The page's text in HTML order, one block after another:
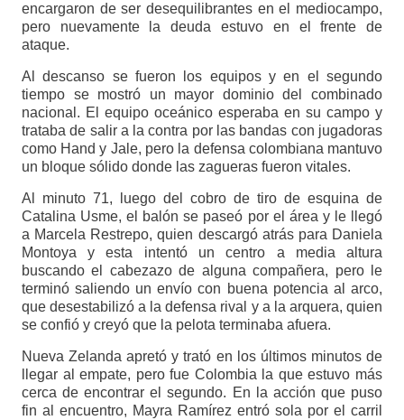
encargaron de ser desequilibrantes en el mediocampo,
pero nuevamente la deuda estuvo en el frente de
ataque.
Al descanso se fueron los equipos y en el segundo
tiempo se mostró un mayor dominio del combinado
nacional. El equipo oceánico esperaba en su campo y
trataba de salir a la contra por las bandas con jugadoras
como Hand y Jale, pero la defensa colombiana mantuvo
un bloque sólido donde las zagueras fueron vitales.
Al minuto 71, luego del cobro de tiro de esquina de
Catalina Usme, el balón se paseó por el área y le llegó
a Marcela Restrepo, quien descargó atrás para Daniela
Montoya y esta intentó un centro a media altura
buscando el cabezazo de alguna compañera, pero le
terminó saliendo un envío con buena potencia al arco,
que desestabilizó a la defensa rival y a la arquera, quien
se confió y creyó que la pelota terminaba afuera.
Nueva Zelanda apretó y trató en los últimos minutos de
llegar al empate, pero fue Colombia la que estuvo más
cerca de encontrar el segundo. En la acción que puso
fin al encuentro, Mayra Ramírez entró sola por el carril